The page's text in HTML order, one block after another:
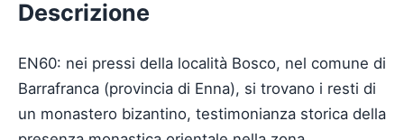
Descrizione
EN60: nei pressi della località Bosco, nel comune di
Barrafranca (provincia di Enna), si trovano i resti di
un monastero bizantino, testimonianza storica della